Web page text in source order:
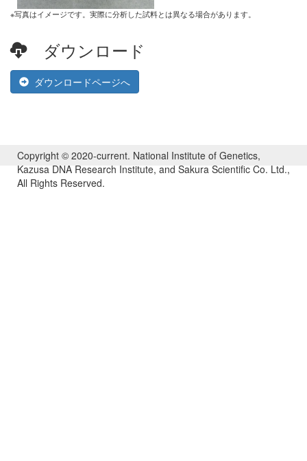
※写真はイメージです。実際に分析した試料とは異なる場合があります。
ダウンロード
ダウンロードページへ
Copyright © 2020-current. National Institute of Genetics,
Kazusa DNA Research Institute, and Sakura Scientific Co. Ltd.,
All Rights Reserved.